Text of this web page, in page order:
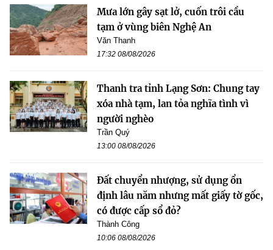
Mưa lớn gây sạt lở, cuốn trôi cầu
tạm ở vùng biên Nghệ An
Văn Thanh
17:32 08/08/2026
Thanh tra tỉnh Lạng Sơn: Chung tay
xóa nhà tạm, lan tỏa nghĩa tình vì
người nghèo
Trần Quý
13:00 08/08/2026
Đất chuyển nhượng, sử dụng ổn
định lâu năm nhưng mất giấy tờ gốc,
có được cấp sổ đỏ?
Thành Công
10:06 08/08/2026